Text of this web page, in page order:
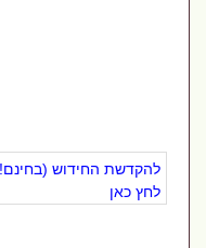
להקדשת החידוש (בחינם!)
לחץ כאן